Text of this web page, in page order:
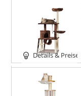
Details & Preise